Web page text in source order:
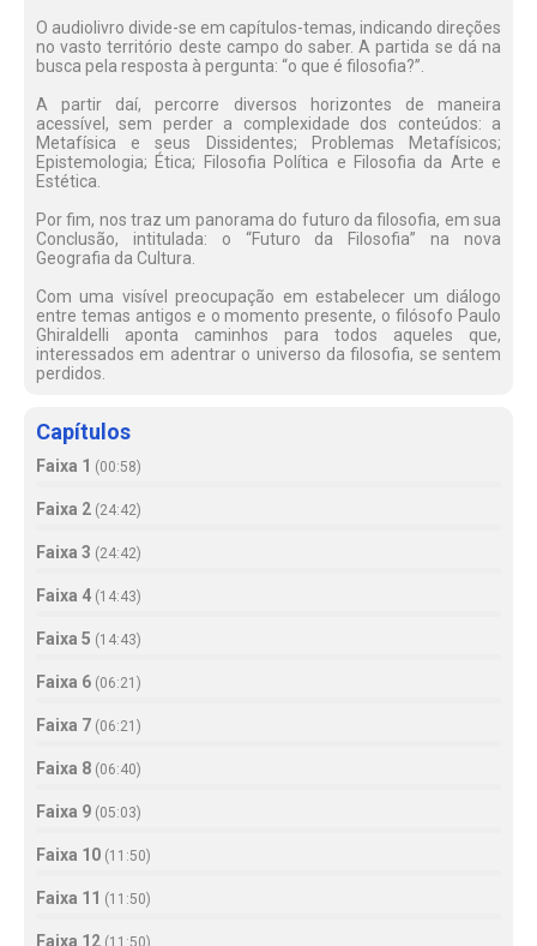
O audiolivro divide-se em capítulos-temas, indicando direções
no vasto território deste campo do saber. A partida se dá na
busca pela resposta à pergunta: “o que é filosofia?”.
A partir daí, percorre diversos horizontes de maneira
acessível, sem perder a complexidade dos conteúdos: a
Metafísica e seus Dissidentes; Problemas Metafísicos;
Epistemologia; Ética; Filosofia Política e Filosofia da Arte e
Estética.
Por fim, nos traz um panorama do futuro da filosofia, em sua
Conclusão, intitulada: o “Futuro da Filosofia” na nova
Geografia da Cultura.
Com uma visível preocupação em estabelecer um diálogo
entre temas antigos e o momento presente, o filósofo Paulo
Ghiraldelli aponta caminhos para todos aqueles que,
interessados em adentrar o universo da filosofia, se sentem
perdidos.
Capítulos
Faixa 1 (00:58)
Faixa 2 (24:42)
Faixa 3 (24:42)
Faixa 4 (14:43)
Faixa 5 (14:43)
Faixa 6 (06:21 )
Faixa 7 (06:21 )
Faixa 8 (06:40)
Faixa 9 (05:03)
Faixa 10 (11:50)
Faixa 11 (11:50)
Faixa 12 (11:50)